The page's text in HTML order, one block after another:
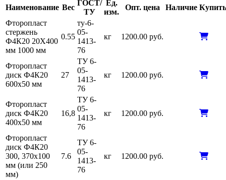
Наименование Вес
ГОСТ/
ТУ
Ед.
изм.
Опт. цена Наличие Купить
Фторопласт
стержень
Ф4К20 20Х400
мм 1000 мм
0.55
ту-6-
05-
1413-
76
кг 1200.00 руб.
Фторопласт
диск Ф4К20
600х50 мм
27
ТУ 6-
05-
1413-
76
кг 1200.00 руб.
Фторопласт
диск Ф4К20
400х50 мм
16,8
ТУ 6-
05-
1413-
76
кг 1200.00 руб.
Фторопласт
диск Ф4К20
300, 370х100
мм (или 250
мм)
7.6
ТУ 6-
05-
1413-
76
кг 1200.00 руб.